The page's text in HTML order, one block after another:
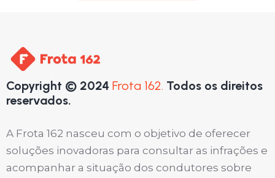
Copyright © 2024 Frota 162. Todos os direitos
reservados.
A Frota 162 nasceu com o objetivo de oferecer
soluções inovadoras para consultar as infrações e
acompanhar a situação dos condutores sobre